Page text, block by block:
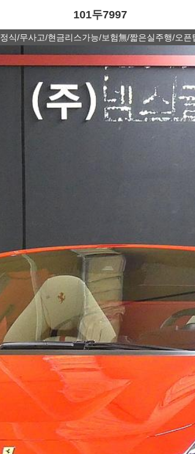
101두7997
정식/무사고/현금리스가능/보험無/짧은실주행/오픈